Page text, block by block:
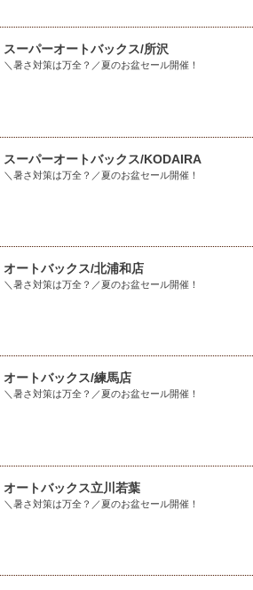
スーパーオートバックス/所沢
＼暑さ対策は万全？／夏のお盆セール開催！
スーパーオートバックス/KODAIRA
＼暑さ対策は万全？／夏のお盆セール開催！
オートバックス/北浦和店
＼暑さ対策は万全？／夏のお盆セール開催！
オートバックス/練馬店
＼暑さ対策は万全？／夏のお盆セール開催！
オートバックス立川若葉
＼暑さ対策は万全？／夏のお盆セール開催！